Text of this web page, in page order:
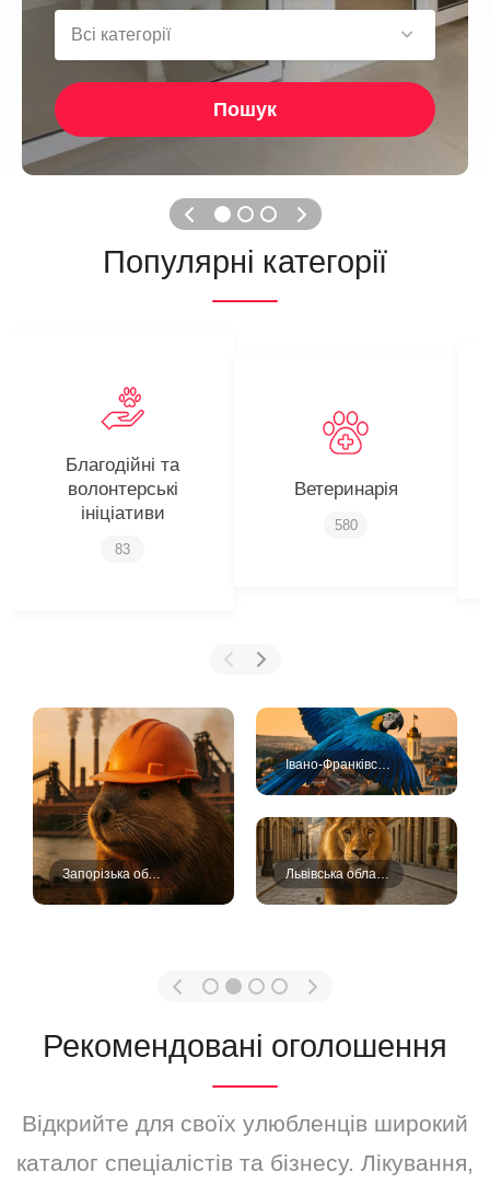
Всі категорії
Пошук
Популярні категорії
Благодійні та
волонтерські
ініціативи
83
Ветеринарія
580
Запорізька область
Івано-Франківська область
Львівська область
Рекомендовані оголошення
Відкрийте для своїх улюбленців широкий
каталог спеціалістів та бізнесу. Лікування,